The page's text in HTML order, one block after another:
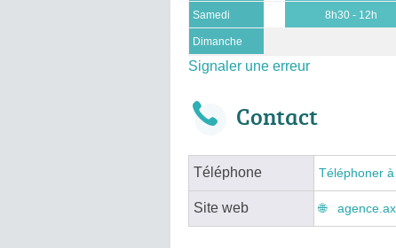
Samedi 8h30 - 12h
Dimanche
Signaler une erreur
Contact
Téléphone Téléphoner
Site web